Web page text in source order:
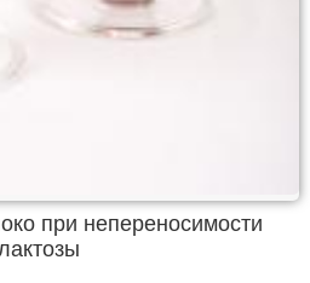
при непереносимости